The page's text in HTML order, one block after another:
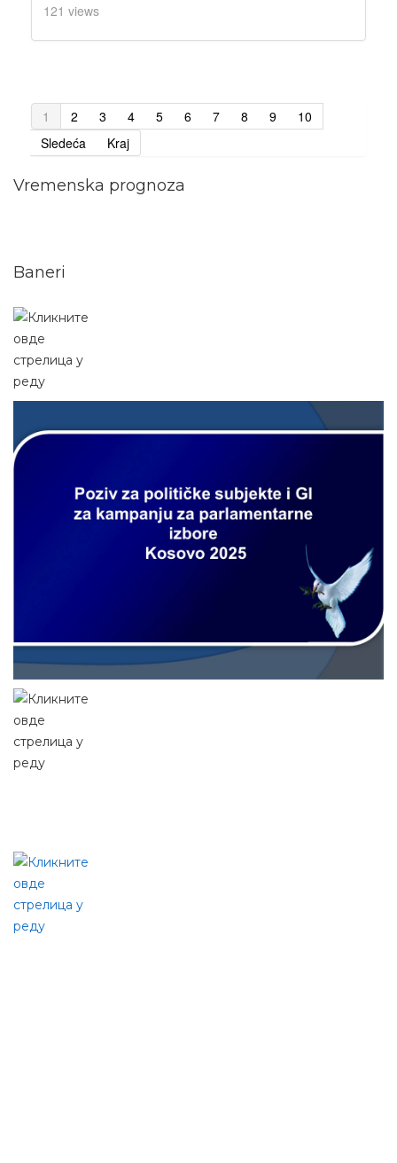
121 views
1 2 3 4 5 6 7 8 9
10
Sledeća
Kraj
Vremenska prognoza
Baneri